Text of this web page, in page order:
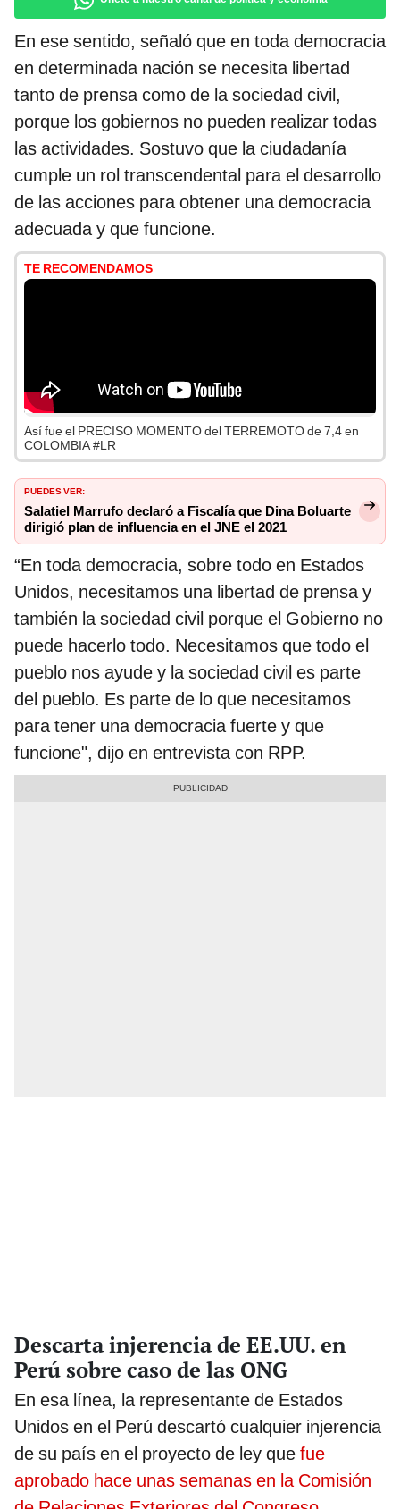
En ese sentido, señaló que en toda democracia
en determinada nación se necesita libertad
tanto de prensa como de la sociedad civil,
porque los gobiernos no pueden realizar todas
las actividades. Sostuvo que la ciudadanía
cumple un rol transcendental para el desarrollo
de las acciones para obtener una democracia
adecuada y que funcione.
TE RECOMENDAMOS
Así fue el PRECISO MOMENTO del TERREMOTO de 7,4 en
COLOMBIA #LR
PUEDES VER:
Salatiel Marrufo declaró a Fiscalía que Dina Boluarte
dirigió plan de influencia en el JNE el 2021
“En toda democracia, sobre todo en Estados
Unidos, necesitamos una libertad de prensa y
también la sociedad civil porque el Gobierno no
puede hacerlo todo. Necesitamos que todo el
pueblo nos ayude y la sociedad civil es parte
del pueblo. Es parte de lo que necesitamos
para tener una democracia fuerte y que
funcione", dijo en entrevista con RPP.
Descarta injerencia de EE.UU. en
Perú sobre caso de las ONG
En esa línea, la representante de Estados
Unidos en el Perú descartó cualquier injerencia
de su país en el proyecto de ley que fue
aprobado hace unas semanas en la Comisión